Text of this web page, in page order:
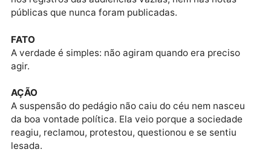
FALÁCIA
Agora todos dizem que sempre foram contra. Todos
afirmam que estavam trabalhando nos bastidores.
CADÊ OS REGISTROS?
Coincidentemente, ninguém aparece nas fotos
nos registros das audiências vazias, nem nas notas
públicas que nunca foram publicadas.
FATO